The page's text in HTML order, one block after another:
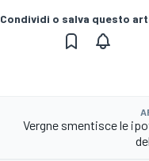
Condividi o salva questo
Vergne smentisce le